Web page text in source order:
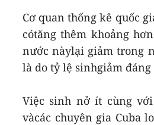
Cơ quan thống kê quốc
cótăng thêm khoảng
nước nàylại giảm trong
là do tỷ lệ sinhgiảm đáng
Việc sinh nở ít cùng
vàcác chuyên gia Cuba